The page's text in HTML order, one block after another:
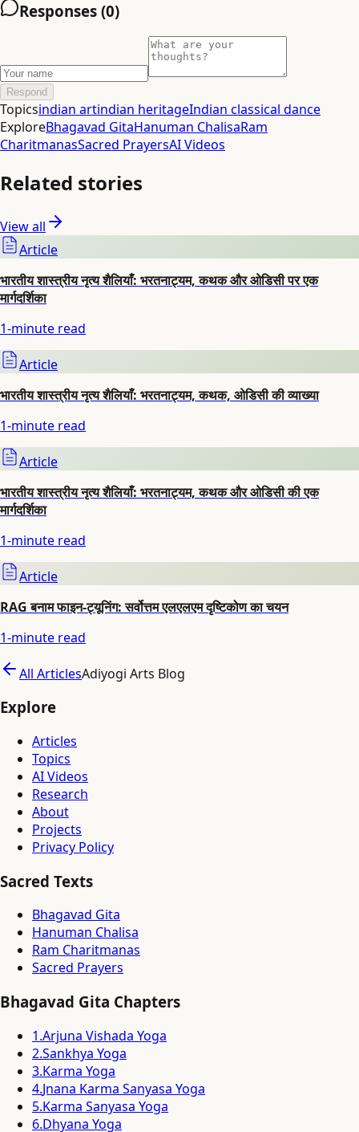
Responses (0)
Respond
Topicsindian artindian heritageIndian classical dance
ExploreBhagavad GitaHanuman ChalisaRam
CharitmanasSacred PrayersAI Videos
Related stories
View all
Article
भारतीय शास्त्रीय नृत्य शैलियाँ: भरतनाट्यम, कथक और ओडिसी पर एक
मार्गदर्शिका
1-minute read
Article
भारतीय शास्त्रीय नृत्य शैलियाँ: भरतनाट्यम, कथक, ओडिसी की व्याख्या
1-minute read
Article
भारतीय शास्त्रीय नृत्य शैलियाँ: भरतनाट्यम, कथक और ओडिसी की एक
मार्गदर्शिका
1-minute read
Article
RAG बनाम फाइन-ट्यूनिंग: सर्वोत्तम एलएलएम दृष्टिकोण का चयन
1-minute read
All ArticlesAdiyogi Arts Blog
Explore
Articles
Topics
AI Videos
Research
About
Projects
Privacy Policy
Sacred Texts
Bhagavad Gita
Hanuman Chalisa
Ram Charitmanas
Sacred Prayers
Bhagavad Gita Chapters
1.Arjuna Vishada Yoga
2.Sankhya Yoga
3.Karma Yoga
4.Jnana Karma Sanyasa Yoga
5.Karma Sanyasa Yoga
6.Dhyana Yoga